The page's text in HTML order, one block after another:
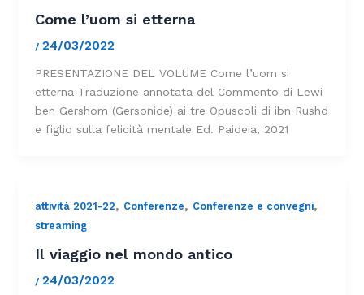
Come l’uom si etterna
/ 24/03/2022
PRESENTAZIONE DEL VOLUME Come l’uom si
etterna Traduzione annotata del Commento di Lewi
ben Gershom (Gersonide) ai tre Opuscoli di ibn Rushd
e figlio sulla felicità mentale Ed. Paideia, 2021
attività 2021-22, Conferenze, Conferenze e convegni,
streaming
Il viaggio nel mondo antico
/ 24/03/2022